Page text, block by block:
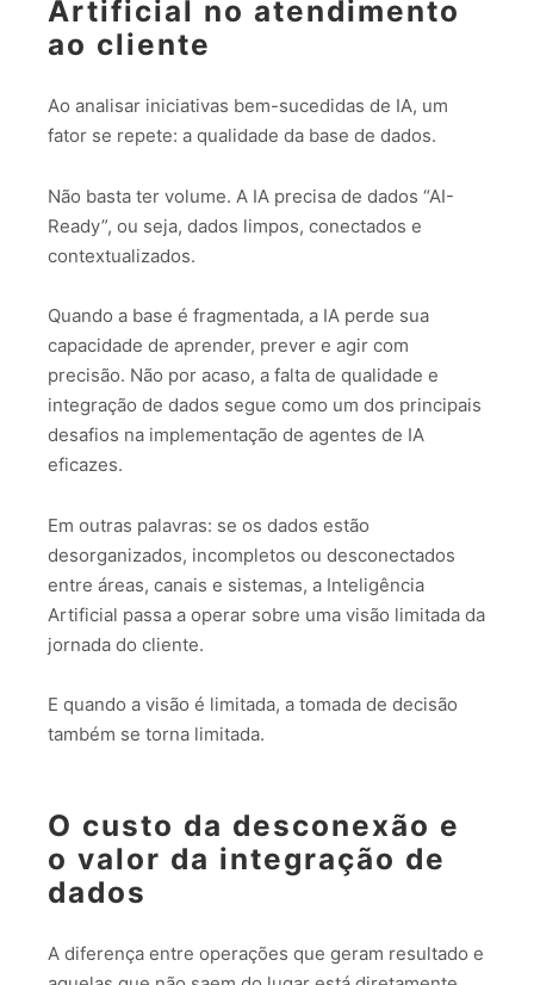
Artificial no atendimento
ao cliente
Ao analisar iniciativas bem-sucedidas de IA, um
fator se repete: a qualidade da base de dados.
Não basta ter volume. A IA precisa de dados “AI-
Ready”, ou seja, dados limpos, conectados e
contextualizados.
Quando a base é fragmentada, a IA perde sua
capacidade de aprender, prever e agir com
precisão. Não por acaso, a falta de qualidade e
integração de dados segue como um dos principais
desafios na implementação de agentes de IA
eficazes.
Em outras palavras: se os dados estão
desorganizados, incompletos ou desconectados
entre áreas, canais e sistemas, a Inteligência
Artificial passa a operar sobre uma visão limitada da
jornada do cliente.
E quando a visão é limitada, a tomada de decisão
também se torna limitada.
O custo da desconexão e
o valor da integração de
dados
A diferença entre operações que geram resultado e